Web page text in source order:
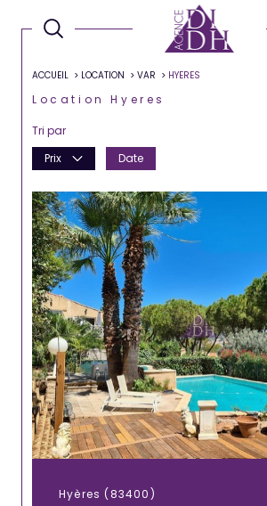
ACCUEIL LOCATION VAR HYERES
Location Hyeres
Tri par
Prix
Date
Hyères (83400)